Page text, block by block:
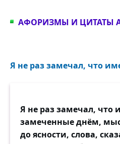
АФОРИЗМЫ И ЦИТАТЫ
Я не раз замечал, что
Я не раз замечал, что
замеченные днём,
до ясности, слова,